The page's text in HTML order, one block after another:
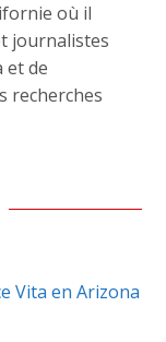
où il
journalistes
et de
recherches
Vita en Arizona